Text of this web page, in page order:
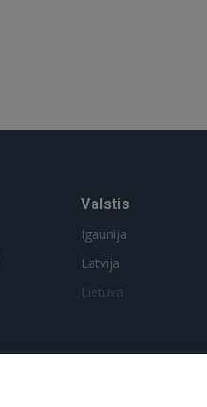
Valstis
Igaunija
Latvija
Lietuva